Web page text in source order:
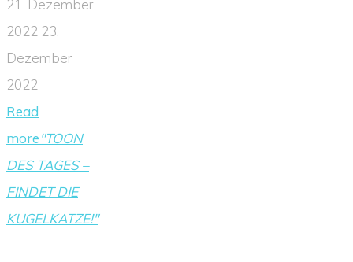
21. Dezember
2022 23.
Dezember
2022
Read
more"TOON
DES TAGES –
FINDET DIE
KUGELKATZE!"